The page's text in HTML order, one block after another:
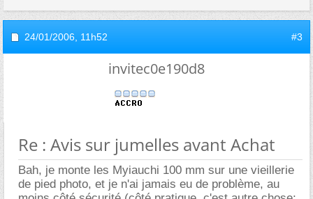
24/01/2006, 11h52 #3
invitec0e190d8
Re : Avis sur jumelles avant Achat
Bah, je monte les Myiauchi 100 mm sur une vieillerie
de pied photo, et je n'ai jamais eu de problème, au